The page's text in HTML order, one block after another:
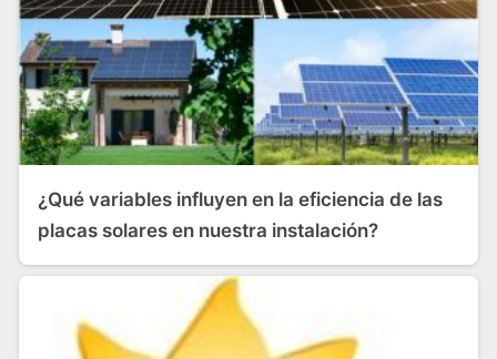
¿Qué variables influyen en la eficiencia de las
placas solares en nuestra instalación?